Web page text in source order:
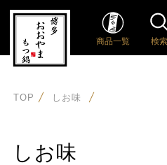
商品一覧 検索
TOP しお味
しお味